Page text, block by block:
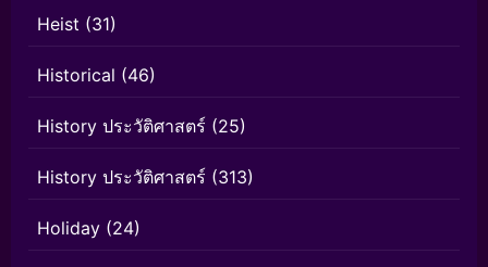
Heist (31)
Historical (46)
History ประวัติศาสตร์ (25)
History ประวัติศาสตร์ (313)
Holiday (24)